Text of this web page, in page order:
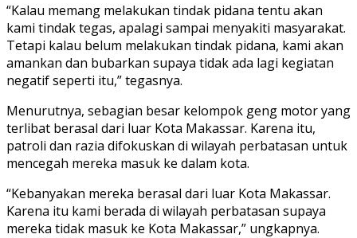
“Kalau memang melakukan tindak pidana tentu akan
kami tindak tegas, apalagi sampai menyakiti masyarakat.
Tetapi kalau belum melakukan tindak pidana, kami akan
amankan dan bubarkan supaya tidak ada lagi kegiatan
negatif seperti itu,” tegasnya.
Menurutnya, sebagian besar kelompok geng motor yang
terlibat berasal dari luar Kota Makassar. Karena itu,
patroli dan razia difokuskan di wilayah perbatasan untuk
mencegah mereka masuk ke dalam kota.
“Kebanyakan mereka berasal dari luar Kota Makassar.
Karena itu kami berada di wilayah perbatasan supaya
mereka tidak masuk ke Kota Makassar,” ungkapnya.